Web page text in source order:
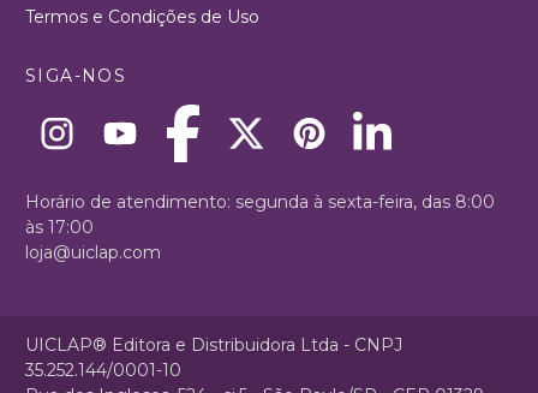
Termos e Condições de Uso
SIGA-NOS
Horário de atendimento: segunda à sexta-feira, das 8:00
às 17:00
loja@uiclap.com
UICLAP® Editora e Distribuidora Ltda - CNPJ
35.252.144/0001-10